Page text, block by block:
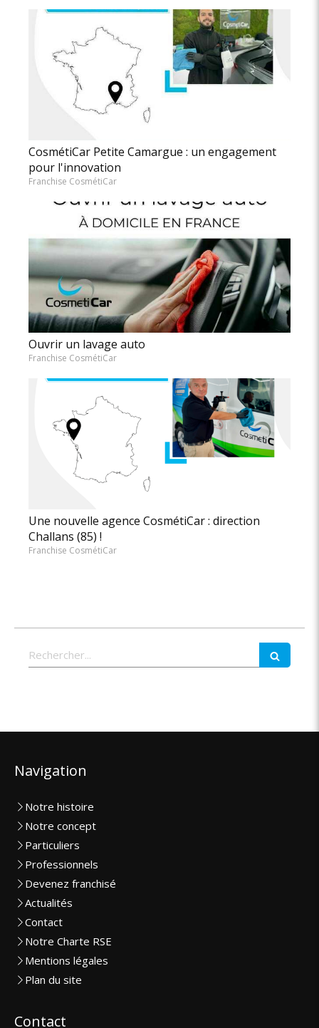
CosmétiCar Petite Camargue : un engagement
pour l'innovation
Franchise CosmétiCar
Ouvrir un lavage auto
Franchise CosmétiCar
Une nouvelle agence CosmétiCar : direction
Challans (85) !
Franchise CosmétiCar
Rechercher
Navigation
Notre histoire
Notre concept
Particuliers
Professionnels
Devenez franchisé
Actualités
Contact
Notre Charte RSE
Mentions légales
Plan du site
Contact